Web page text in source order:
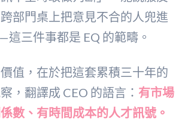
部門桌上把意見不合的人兜進
三件事都是 EQ 的範疇。
值，在於把這套累積三十年的
，翻譯成 CEO 的語言： 有市場
數、有時間成本的人才訊號。